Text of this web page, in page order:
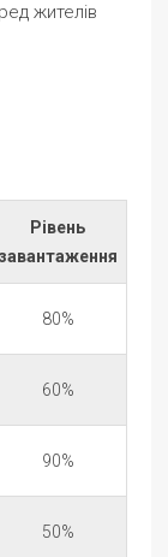
жителів
Рівень
завантаження
80%
60%
90%
50%